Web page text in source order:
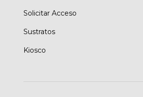
Solicitar Acceso
Sustratos
Kiosco